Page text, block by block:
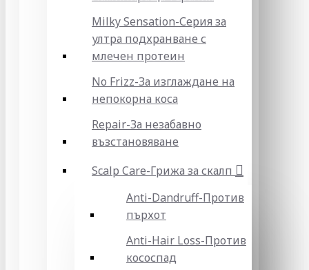
Milky Sensation-Серия за
ултра подхранване с
млечен протеин
No Frizz-За изглаждане на
непокорна коса
Repair-За незабавно
възстановяване
Scalp Care-Грижа за скалп
Anti-Dandruff-Против
пърхот
Anti-Hair Loss-Против
кососпад